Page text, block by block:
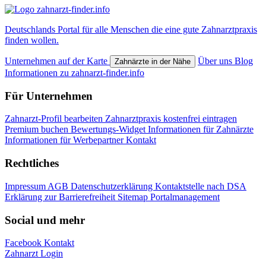
Deutschlands Portal für alle Menschen die eine gute Zahnarztpraxis
finden wollen.
Unternehmen auf der Karte Zahnärzte in der Nähe Über uns Blog
Informationen zu zahnarzt-finder.info
Für Unternehmen
Zahnarzt-Profil bearbeiten Zahnarztpraxis kostenfrei eintragen
Premium buchen Bewertungs-WidgetInformationen für Zahnärzte
Informationen für WerbepartnerKontakt
Rechtliches
Impressum AGB Datenschutzerklärung Kontaktstelle nach DSA
Erklärung zur Barrierefreiheit Sitemap Portalmanagement
Social und mehr
Facebook Kontakt
Zahnarzt Login